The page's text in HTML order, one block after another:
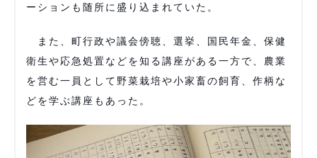
ーションも随所に盛り込まれていた。
また、町行政や議会傍聴、選挙、国民年金、保健
衛生や応急処置などを知る講座がある一方で、農業
を営む一員として野菜栽培や小家畜の飼育、作柄な
どを学ぶ講座もあった。